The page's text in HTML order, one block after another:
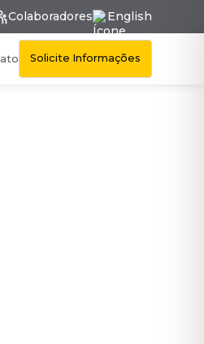
Colaboradores English
Solicite Informações